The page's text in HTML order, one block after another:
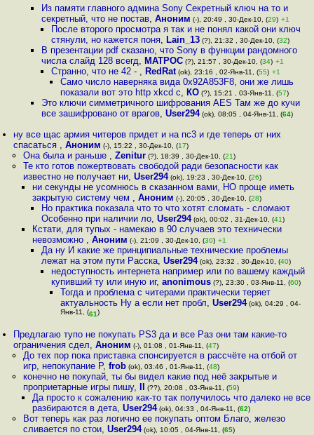
Из памяти главного админа Sony Секретный ключ на то и
секретный, что не постав,Аноним (-), 20:49 , 30-Дек-10, (29) +1
После второго просмотра я так и не понял какой они ключ
стянули, но кажется поня, Lain_13(?), 21:32 , 30-Дек-10, (32)
В презентации pdf сказано, что Sony в функции рандомного
числа слайд 128 всегд, MATPOC (?), 21:57 , 30-Дек-10, (34) +1
Странно, что не 42 - , RedRat(ok), 23:16 , 02-Янв-11, (55) +1
Само число наверняка вида 0x92A853F8, они же лишь
показали вот это http xkcd c, КО(?), 15:21 , 03-Янв-11, (57)
Это ключи симметричного шифрования AES Там же до кучи
все зашифровано от врагов,User294(ok), 08:05 , 04-Янв-11, (64)
ну все щас армия читеров придет и на пс3 и где теперь от них
спасаться ,Аноним (-), 15:22 , 30-Дек-10, (17)
Она была и раньше , Zenitur(?), 18:39 , 30-Дек-10, (21)
Те кто готов пожертвовать свободой ради безопасности как
известно не получает ни, User294(ok), 19:23 , 30-Дек-10, (26)
ни секунды не усомнюсь в сказанном вами, НО проще иметь
закрытую систему чем , Аноним (-), 20:05 , 30-Дек-10, (28)
Но практика показала что то что хотят сломать - сломают
Особенно при наличии ло,User294(ok), 00:02 , 31-Дек-10, (41)
Кстати, для тупых - намекаю в 90 случаев это технически
невозможно , Аноним (-), 21:09 , 30-Дек-10, (30) +1
Да ну И какие же принципиальные технические проблемы
лежат на этом пути Расска,User294(ok), 23:32 , 30-Дек-10, (40)
недоступность интернета например или по вашему каждый
купивший ту или иную иг, anonimous(?), 23:30 , 03-Янв-11, (60)
Тогда и проблема с читерами практически теряет
актуальность Ну а если нет пробл, User294(ok), 04:29 , 04-
Янв-11, (61)
Предлагаю тупо не покупать PS3 да и все Раз они там какие-то
ограничения сдел,Аноним (-), 01:08 , 01-Янв-11, (47)
До тех пор пока приставка спонсируется в рассчёте на отбой от
игр, непокупание P, frob(ok), 03:46 , 01-Янв-11, (48)
конечно не покупай, ты бы видел какие под неё закрытые и
проприетарные игры пишу, (??), 20:08 , 03-Янв-11, (59)
Да просто к сожалению как-то так получилось что далеко не все
разбираются в дета, User294(ok), 04:33 , 04-Янв-11, (62)
Вот теперь как раз логично ее покупать оптом Благо, железо
сливается по стои, User294(ok), 10:05 , 04-Янв-11, (65)